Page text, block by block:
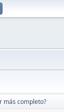
más completo?